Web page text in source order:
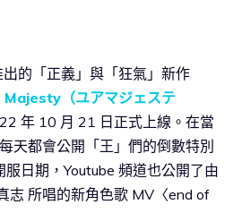
的「正義」與「狂氣」新作
Majesty（ユアマジェステ
年 10 月 21 日正式上線。在當
天都會公開「王」們的倒數特別
日期，Youtube 頻道也公開了由
志 所唱的新角色歌 MV〈end of